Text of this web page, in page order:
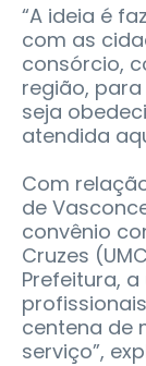
“A ideia é
com as
consórcio,
região,
seja
atendida
Com
de
convênio
Cruzes
Prefeitura,
centena de
serviço”,